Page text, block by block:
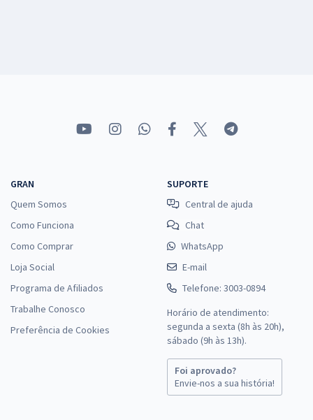
GRAN
Quem Somos
Como Funciona
Como Comprar
Loja Social
Programa de Afiliados
Trabalhe Conosco
Preferência de Cookies
SUPORTE
Central de ajuda
Chat
WhatsApp
E-mail
Telefone: 3003-0894
Horário de atendimento:
segunda a sexta (8h às 20h),
sábado (9h às 13h).
Foi aprovado?
Envie-nos a sua história!